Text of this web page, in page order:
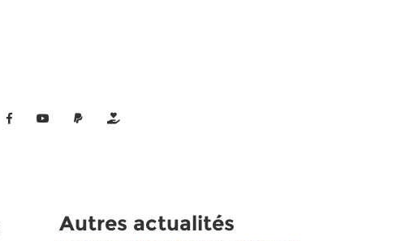
Autres actualités